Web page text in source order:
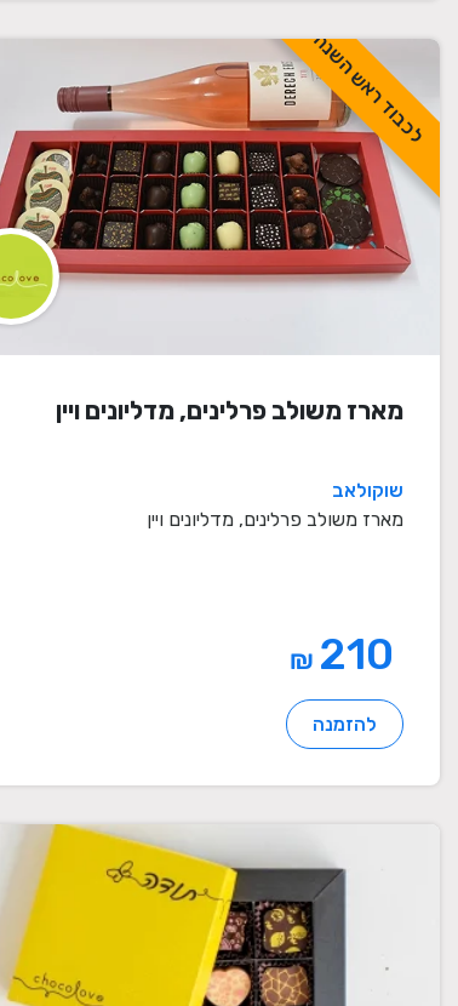
לכבוד ראש השנה
מארז משולב פרלינים, מדליונים ויין
שוקולאב
מארז משולב פרלינים, מדליונים ויין
₪
להזמנה